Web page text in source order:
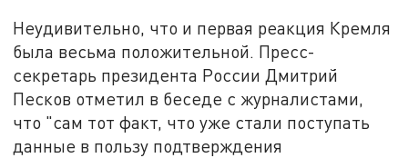
Неудивительно, что и первая реакция Кремля
была весьма положительной. Пресс-
секретарь президента России Дмитрий
Песков отметил в беседе с журналистами,
что "сам тот факт, что уже стали поступать
данные в пользу подтверждения